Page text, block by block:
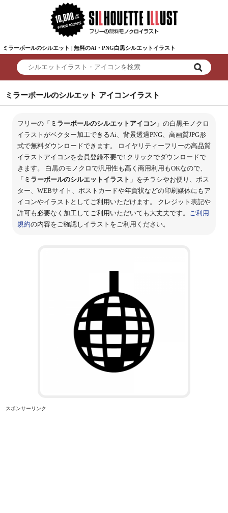
ミラーボールのシルエット | 無料のAi・PNG白黒シルエットイラスト
ミラーボールのシルエット アイコンイラスト
フリーの「 ミラーボールのシルエットアイコン」の白黒モノクロ
イラストがベクター加工できるAi、背景透過PNG、高画質JPG形
式で無料ダウンロードできます。 ロイヤリティーフリーの高品質
イラストアイコンを会員登録不要で1クリックでダウンロードで
きます。 白黒のモノクロで汎用性も高く商用利用もOKなので、
「 ミラーボールのシルエットイラスト 」をチラシやお便り、ポス
ター、WEBサイト、ポストカードや年賀状などの印刷媒体にもア
イコンやイラストとしてご利用いただけます。 クレジット表記や
許可も必要なく加工してご利用いただいても大丈夫です。 ご利用
規約の内容をご確認しイラストをご利用ください。
スポンサーリンク